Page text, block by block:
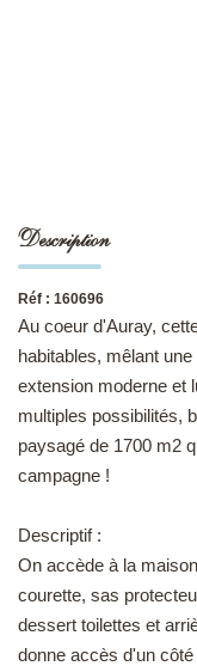
Description
Réf : 160696
Au coeur d'Auray,
habitables, mêlant
extension moderne et
multiples possibilités,
paysagé de 1700 m2
campagne !
Descriptif :
On accède à la
courette, sas
dessert toilettes et
donne accès d'un